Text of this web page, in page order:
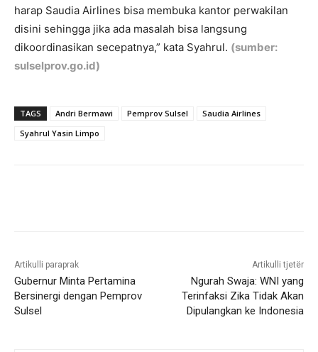
harap Saudia Airlines bisa membuka kantor perwakilan
disini sehingga jika ada masalah bisa langsung
dikoordinasikan secepatnya,” kata Syahrul. (sumber:
sulselprov.go.id)
TAGS Andri Bermawi Pemprov Sulsel
Saudia Airlines
Syahrul Yasin Limpo
Artikulli paraprak
Gubernur Minta Pertamina
Bersinergi dengan Pemprov
Sulsel
Artikulli tjetër
Ngurah Swaja: WNI yang
Terinfaksi Zika Tidak Akan
Dipulangkan ke Indonesia